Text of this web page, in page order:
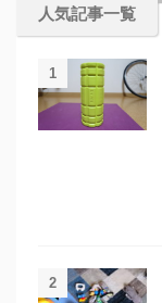
人気記事一覧
1
2